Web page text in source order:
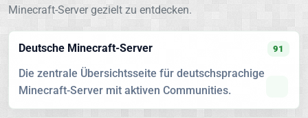
Minecraft-Server gezielt zu entdecken.
Deutsche Minecraft-Server 91
Die zentrale Übersichtsseite für deutschsprachige
Minecraft-Server mit aktiven Communities.